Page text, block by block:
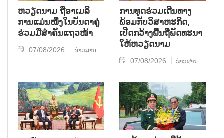
ຫ​ວຽດ​ນາມ ຖື​ອາ​ເມ​ລິ​
ການ​ແມ່ນ​ໜຶ່ງ​ໃນ​ບັນ​ດາ​ຄູ່​
ຮ່ວມ​ມື​ສຳ​ຄັນ​ແຖວ​ໜ້າ
07/08/2026 ຂ່າວສານ
ການ​ທູດ​ຮ່ວມ​ເດີນ​ທາງ​
ພ້ອມກັບ​ວິ​ສາ​ຫະ​ກ​ິດ,
ເປີດກວ້າງ​ພື້ນ​ຖີ່​ພັດ​ທະ​ນາ​
ໃຫ້​ຫວຽດ​ນາມ
07/08/2026 ຂ່າວສານ